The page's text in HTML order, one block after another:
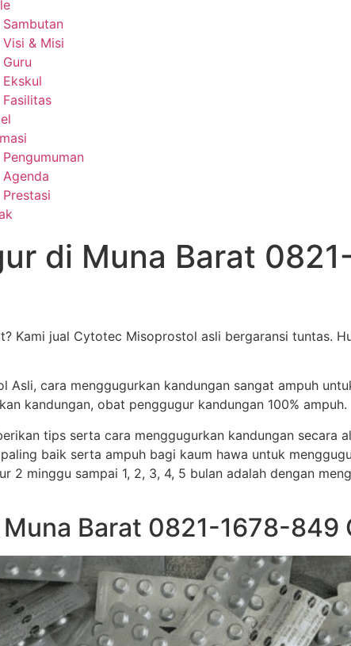
Sambutan
Visi & Misi
Guru
Ekskul
Fasilitas
Pengumuman
Agenda
Prestasi
di Muna Barat
Kami jual Cytotec Misoprostol asli bergaransi tuntas.
cara menggugurkan kandungan sangat ampuh
kandungan, obat penggugur kandungan 100% ampuh.
tips serta cara menggugurkan kandungan secara
baik serta ampuh bagi kaum hawa untuk
2 minggu sampai 1, 2, 3, 4, 5 bulan adalah dengan
Barat 0821-1678-849